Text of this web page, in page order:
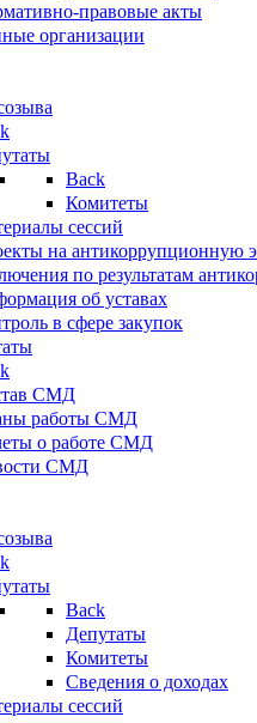
правовые акты
организации
Back
Комитеты
сессий
на антикоррупционную
по результатам
об уставах
в сфере закупок
СМД
работы СМД
о работе СМД
СМД
Back
Депутаты
Комитеты
Сведения о доходах
сессий